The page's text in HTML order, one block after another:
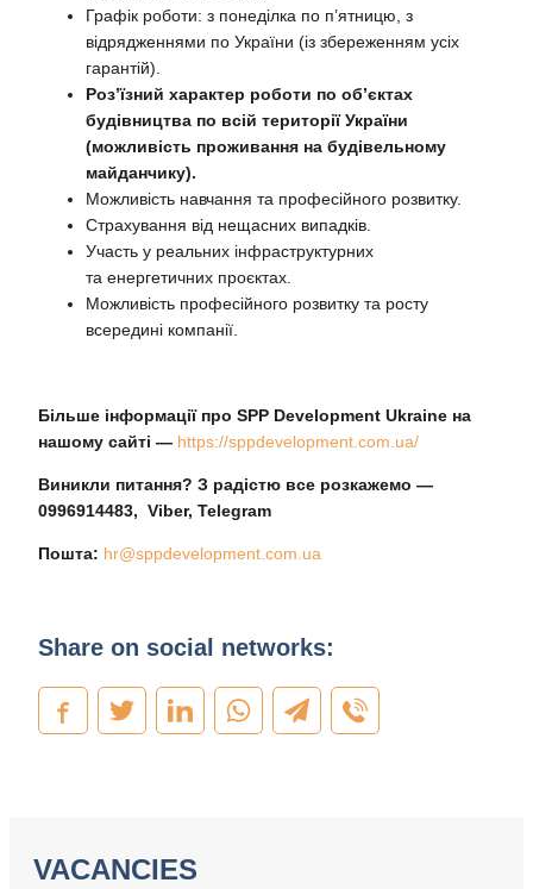
Графік роботи: з понеділка по п’ятницю, з
відрядженнями по України (із збереженням усіх
гарантій).
Роз’їзний характер роботи по об’єктах
будівництва по всій території України
(можливість проживання на будівельному
майданчику).
Можливість навчання та професійного розвитку.
Страхування від нещасних випадків.
Участь у реальних інфраструктурних
та енергетичних проєктах.
Можливість професійного розвитку та росту
всередині компанії.
Більше інформації проSPP Development Ukraine на
нашому сайті — https://sppdevelopment.com.ua/
Виникли питання? З радістю все розкажемо —
0996914483, Viber,Telegram
Пошта: hr@sppdevelopment.com.ua
Share on social networks:
VACANCIES